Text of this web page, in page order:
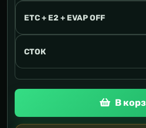
ETC + E2 + EVAP OFF
СТОК
В